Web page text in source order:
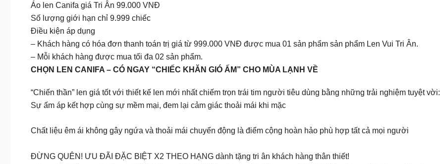
Áo len Canifa giá Tri Ân 99.000 VNĐ
Số lượng giới hạn chỉ 9.999 chiếc
Điều kiện áp dụng
– Khách hàng có hóa đơn thanh toán trị giá từ 999.000 VNĐ được mua 01 sản phẩm sản phẩm Len Vui Tri Ân.
– Mỗi khách hàng được mua tối đa 02 sản phẩm.
CHỌN LEN CANIFA – CÓ NGAY “CHIẾC KHĂN GIÓ ẤM” CHO MÙA LẠNH VỀ
“Chiến thần” len giá tốt với thiết kế len mới nhất chiếm trọn trái tim người tiêu dùng bằng những trải nghiệm tuyệt vời:
Sự ấm áp kết hợp cùng sự mềm mại, đem lại cảm giác thoải mái khi mặc
Chất liệu êm ái không gây ngứa và thoải mái chuyển động là điểm cộng hoàn hảo phù hợp tất cả mọi người
ĐỪNG QUÊN! ƯU ĐÃI ĐẶC BIỆT X2 THEO HẠNG dành tặng tri ân khách hàng thân thiết!